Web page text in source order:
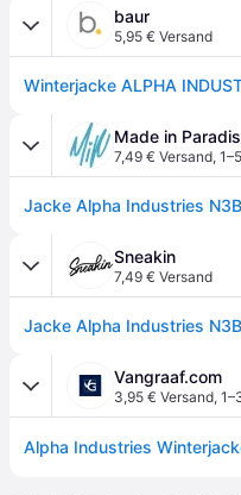
baur
5,95 € Versand
Made in Paradis
7,49 € Versand,
Jacke Alpha Industries
Sneakin
7,49 € Versand
Jacke Alpha Industries
Vangraaf.com
3,95 € Versand,